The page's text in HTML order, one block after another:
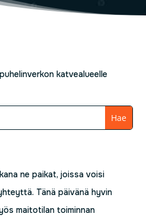
katvealueelle
ne paikat, joissa voisi
Tänä päivänä hyvin
maitotilan toiminnan